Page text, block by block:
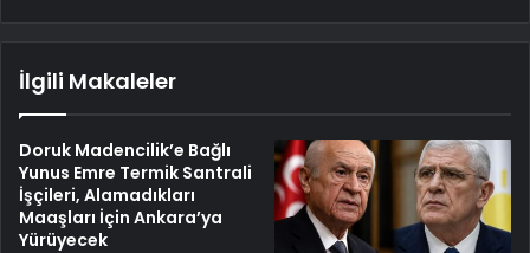
İlgili Makaleler
Doruk Madencilik’e Bağlı
Yunus Emre Termik Santrali
İşçileri, Alamadıkları
Maaşları İçin Ankara’ya
Yürüyecek